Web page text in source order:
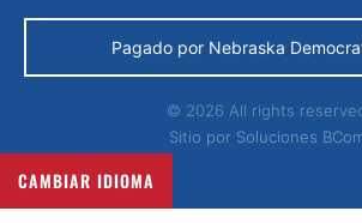
Pagado por Nebraska
© 2026 All rights
Sitio por Soluciones
CAMBIAR IDIOMA